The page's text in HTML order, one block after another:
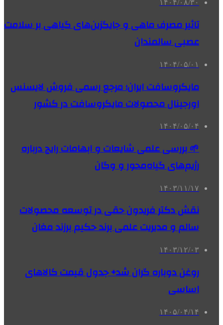
۱۴۰۴/۰۸/۳۰
تاثیر مصرف ماهی و جایگزین‌های گیاهی بر سلامت
عصبی سالمندان
۱۴۰۴/۰۵/۰۱
مایکروسافت ایران؛ مرجع رسمی فروش لایسنس
اورجینال محصولات مایکروسافت در کشور
۱۴۰۴/۰۵/۰۴
🌱 بررسی علمی شایعات و ابهامات رایج درباره
رژیم‌های گیاه‌محور و وگان
۱۴۰۳/۱۱/۱۷
نقش دکتر فریدون حقی در توسعه محصولات
سالم و مدیریت علمی برند حکیم برزند مغان
۱۴۰۳/۱۲/۰۳
روغن دوباره گران شد+ جدول قیمت کالاهای
اساسی
۱۴۰۵/۰۴/۱۴